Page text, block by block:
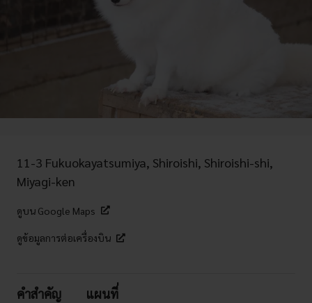
11-3 Fukuokayatsumiya, Shiroishi, Shiroishi-shi,
Miyagi-ken
ดูบน Google Maps
ดูข้อมูลการต่อเครื่องบิน
คำสำคัญ แผนที่